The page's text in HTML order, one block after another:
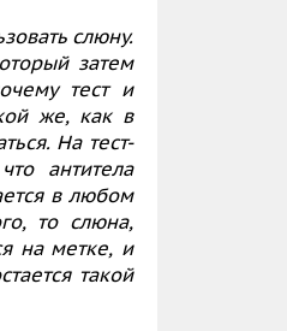
слюну.
затем
тест и
же, как в
На тест-
антитела
в любом
то слюна,
на метке, и
такой